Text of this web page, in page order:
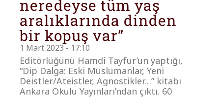
neredeyse tüm yaş
aralıklarında dinden
bir kopuş var”
1 Mart 2023 - 17:10
Editörlüğünü Hamdi Tayfur’un yaptığı,
“Dip Dalga: Eski Müslümanlar, Yeni
Deistler/Ateistler, Agnostikler…” kitabı
Ankara Okulu Yayınları’ndan çıktı. 60